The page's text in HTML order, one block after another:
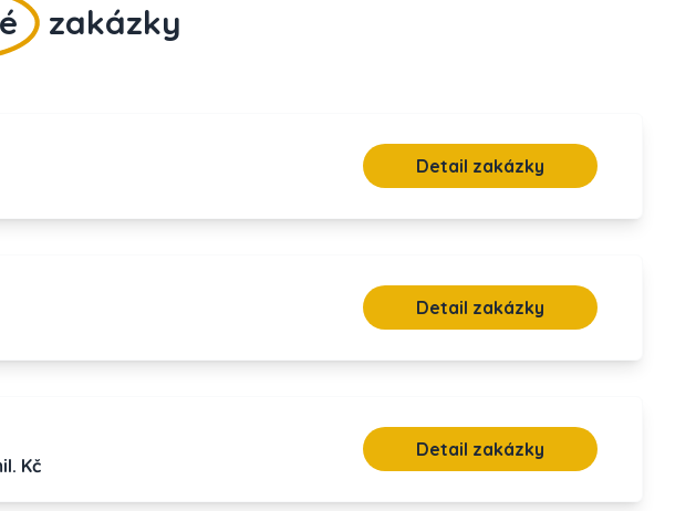
zakázky
Detail zakázky
Detail zakázky
Kč
Detail zakázky